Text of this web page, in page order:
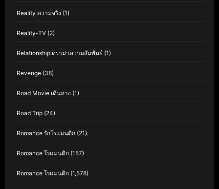
Reality ความจริง (1)
Reality-TV (2)
Relationship ดราม่าความสัมพันธ์ (1)
Revenge (38)
Road Movie เดินทาง (1)
Road Trip (24)
Romance รักโรแมนติก (21)
Romance โรแมนติก (157)
Romance โรแมนติก (1,578)